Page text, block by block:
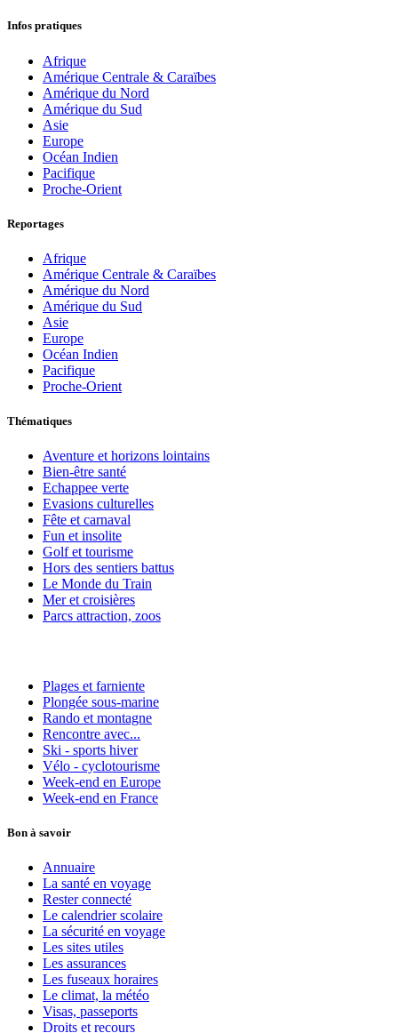
Infos pratiques
Afrique
Amérique Centrale & Caraïbes
Amérique du Nord
Amérique du Sud
Asie
Europe
Océan Indien
Pacifique
Proche-Orient
Reportages
Afrique
Amérique Centrale & Caraïbes
Amérique du Nord
Amérique du Sud
Asie
Europe
Océan Indien
Pacifique
Proche-Orient
Thématiques
Aventure et horizons lointains
Bien-être santé
Echappee verte
Evasions culturelles
Fête et carnaval
Fun et insolite
Golf et tourisme
Hors des sentiers battus
Le Monde du Train
Mer et croisières
Parcs attraction, zoos
Plages et farniente
Plongée sous-marine
Rando et montagne
Rencontre avec...
Ski - sports hiver
Vélo - cyclotourisme
Week-end en Europe
Week-end en France
Bon à savoir
Annuaire
La santé en voyage
Rester connecté
Le calendrier scolaire
La sécurité en voyage
Les sites utiles
Les assurances
Les fuseaux horaires
Le climat, la météo
Visas, passeports
Droits et recours